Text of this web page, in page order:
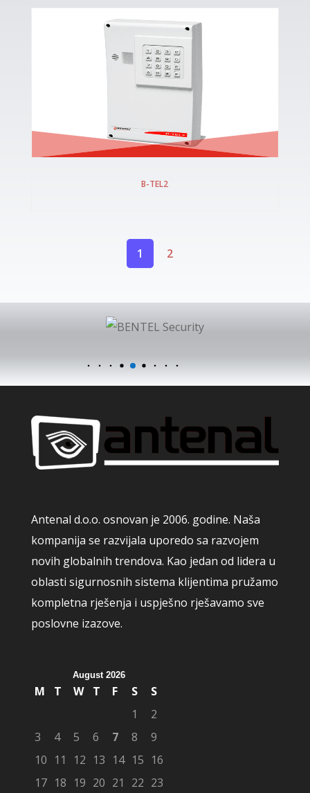
B-TEL2
1 2
Antenal d.o.o. osnovan je 2006. godine. Naša
kompanija se razvijala uporedo sa razvojem
novih globalnih trendova. Kao jedan od lidera u
oblasti sigurnosnih sistema klijentima pružamo
kompletna rješenja i uspješno rješavamo sve
poslovne izazove.
August 2026
M T W T F S
S
1
2
3
4 5 6 7 8
9
10 11 12 13 14 15 16
17 18 19 20 21 22 23